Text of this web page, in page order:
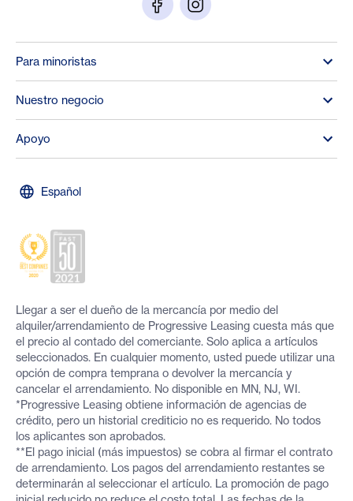
Para minoristas
Nuestro negocio
Apoyo
Español
Llegar a ser el dueño de la mercancía por medio del
alquiler/arrendamiento de Progressive Leasing cuesta más que
el precio al contado del comerciante. Solo aplica a artículos
seleccionados. En cualquier momento, usted puede utilizar una
opción de compra temprana o devolver la mercancía y
cancelar el arrendamiento. No disponible en MN, NJ, WI.
*Progressive Leasing obtiene información de agencias de
crédito, pero un historial crediticio no es requerido. No todos
los aplicantes son aprobados.
**El pago inicial (más impuestos) se cobra al firmar el contrato
de arrendamiento. Los pagos del arrendamiento restantes se
determinarán al seleccionar el artículo. La promoción de pago